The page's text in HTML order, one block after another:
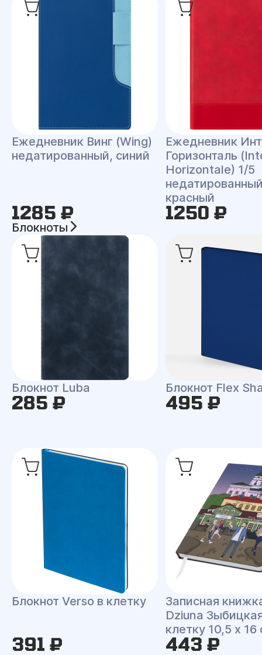
Ежедневник Винг (Wing)
недатированный, синий
1285 ₽
Ежедневник
Горизонталь
Horizontale) 1/5
красный
1250 ₽
Блокноты
Блокнот Luba
285 ₽
Блокнот Flex
495 ₽
Блокнот Verso в клетку
391 ₽
Записная
Dziuna
клетку 10,5 x 16
443 ₽